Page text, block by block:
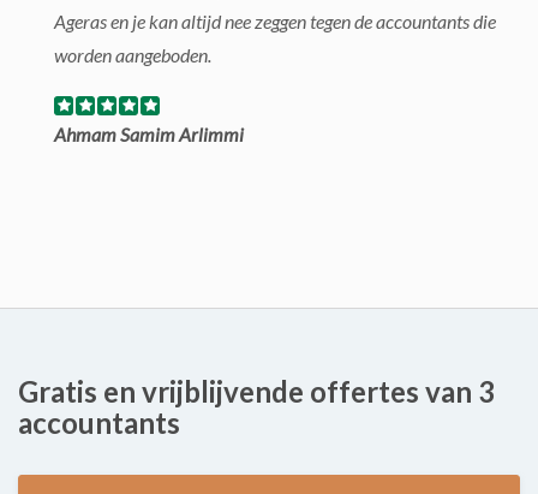
Ageras en je kan altijd nee zeggen tegen de accountants die
worden aangeboden.
Ahmam Samim Arlimmi
Gratis en vrijblijvende offertes van 3
accountants